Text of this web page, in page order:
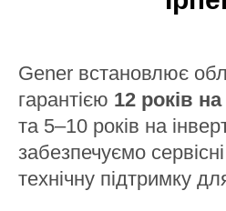
Gener встановлює
гарантією 12 років
та 5–10 років на
забезпечуємо
технічну підтримку